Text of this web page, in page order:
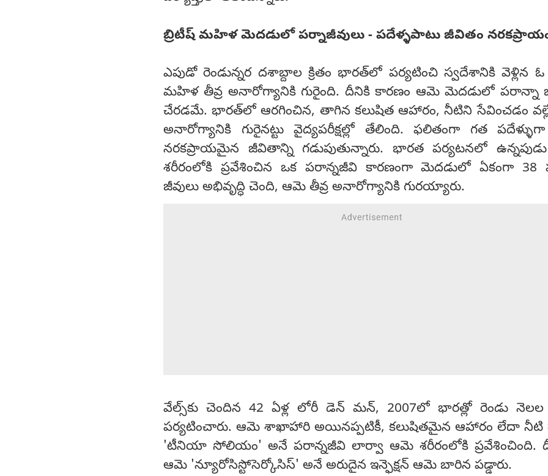
బ్రిటీష్ మహిళ మెదడులో పర్నాజీవులు - పదేళ్ళపాటు జీవితం
ఎపుడో రెండున్నర దశాబ్దాల క్రితం భారత్‌లో పర్యటించి స్వదేశానికి వెళ్లిన ఓ
మహిళ తీవ్ర అనారోగ్యానికి గురైంది. దీనికి కారణం ఆమె మెదడులో పరాన్నా
చేరడమే. భారత్‌లో ఆరగించిన, తాగిన కలుషిత ఆహారం, నీటిని సేవించడం
అనారోగ్యానికి గురైనట్టు వైద్యపరీక్షల్లో తేలింది. ఫలితంగా గత
నరకప్రాయమైన జీవితాన్ని గడుపుతున్నారు. భారత పర్యటనలో
శరీరంలోకి ప్రవేశించిన ఒక పరాన్నజీవి కారణంగా మెదడులో ఏకంగా 38
జీవులు అభివృద్ధి చెంది, ఆమె తీవ్ర అనారోగ్యానికి గురయ్యారు.
వేల్స్‌కు చెందిన 42 ఏళ్ల లోరీ డెన్ మన్, 2007లో భారత్లో రెండు
పర్యటించారు. ఆమె శాఖాహారి అయినప్పటికీ, కలుషితమైన ఆహారం లేదా
'టీనియా సోలియం' అనే పరాన్నజీవి లార్వా ఆమె శరీరంలోకి ప్రవేశించింది.
ఆమె 'న్యూరోసిస్టోసెర్కోసిస్' అనే అరుదైన ఇన్ఫెక్షన్ ఆమె బారిన పడ్డారు.